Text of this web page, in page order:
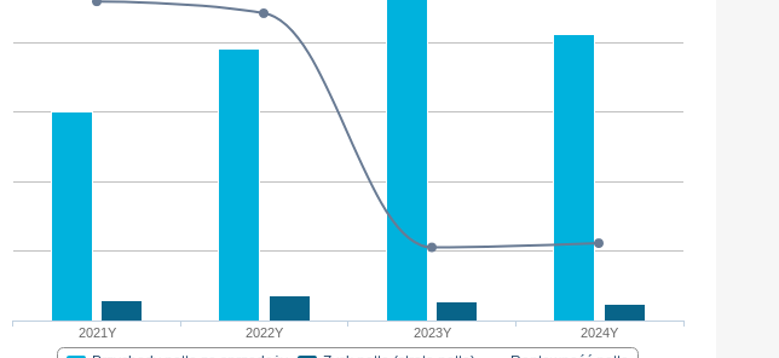
2021Y 2022Y 2023Y 2024Y